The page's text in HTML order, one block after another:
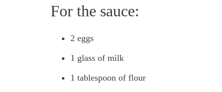
For the sauce:
2 eggs
1 glass of milk
1 tablespoon of flour